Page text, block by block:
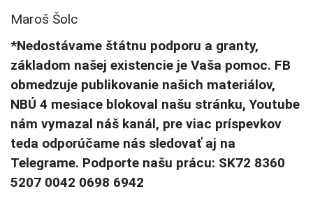
Maroš Šolc
*Nedostávame štátnu podporu a granty,
základom našej existencie je Vaša pomoc. FB
obmedzuje publikovanie našich materiálov,
NBÚ 4 mesiace blokoval našu stránku, Youtube
nám vymazal náš kanál, pre viac príspevkov
teda odporúčame nás sledovať aj na
Telegrame. Podporte našu prácu: SK72 8360
5207 0042 0698 6942